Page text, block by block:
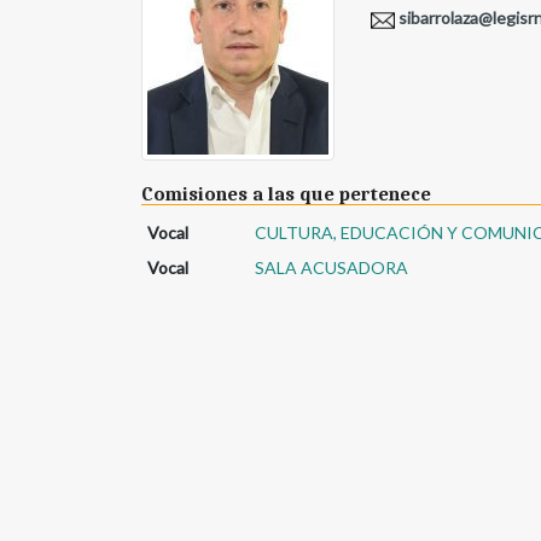
Comisiones a las que pertenece
Vocal
CULTURA, EDUCACIÓN Y
Vocal
SALA ACUSADORA